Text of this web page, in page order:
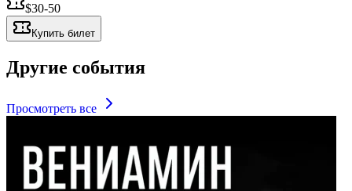
$30-50
Купить билет
Другие события
Просмотреть все